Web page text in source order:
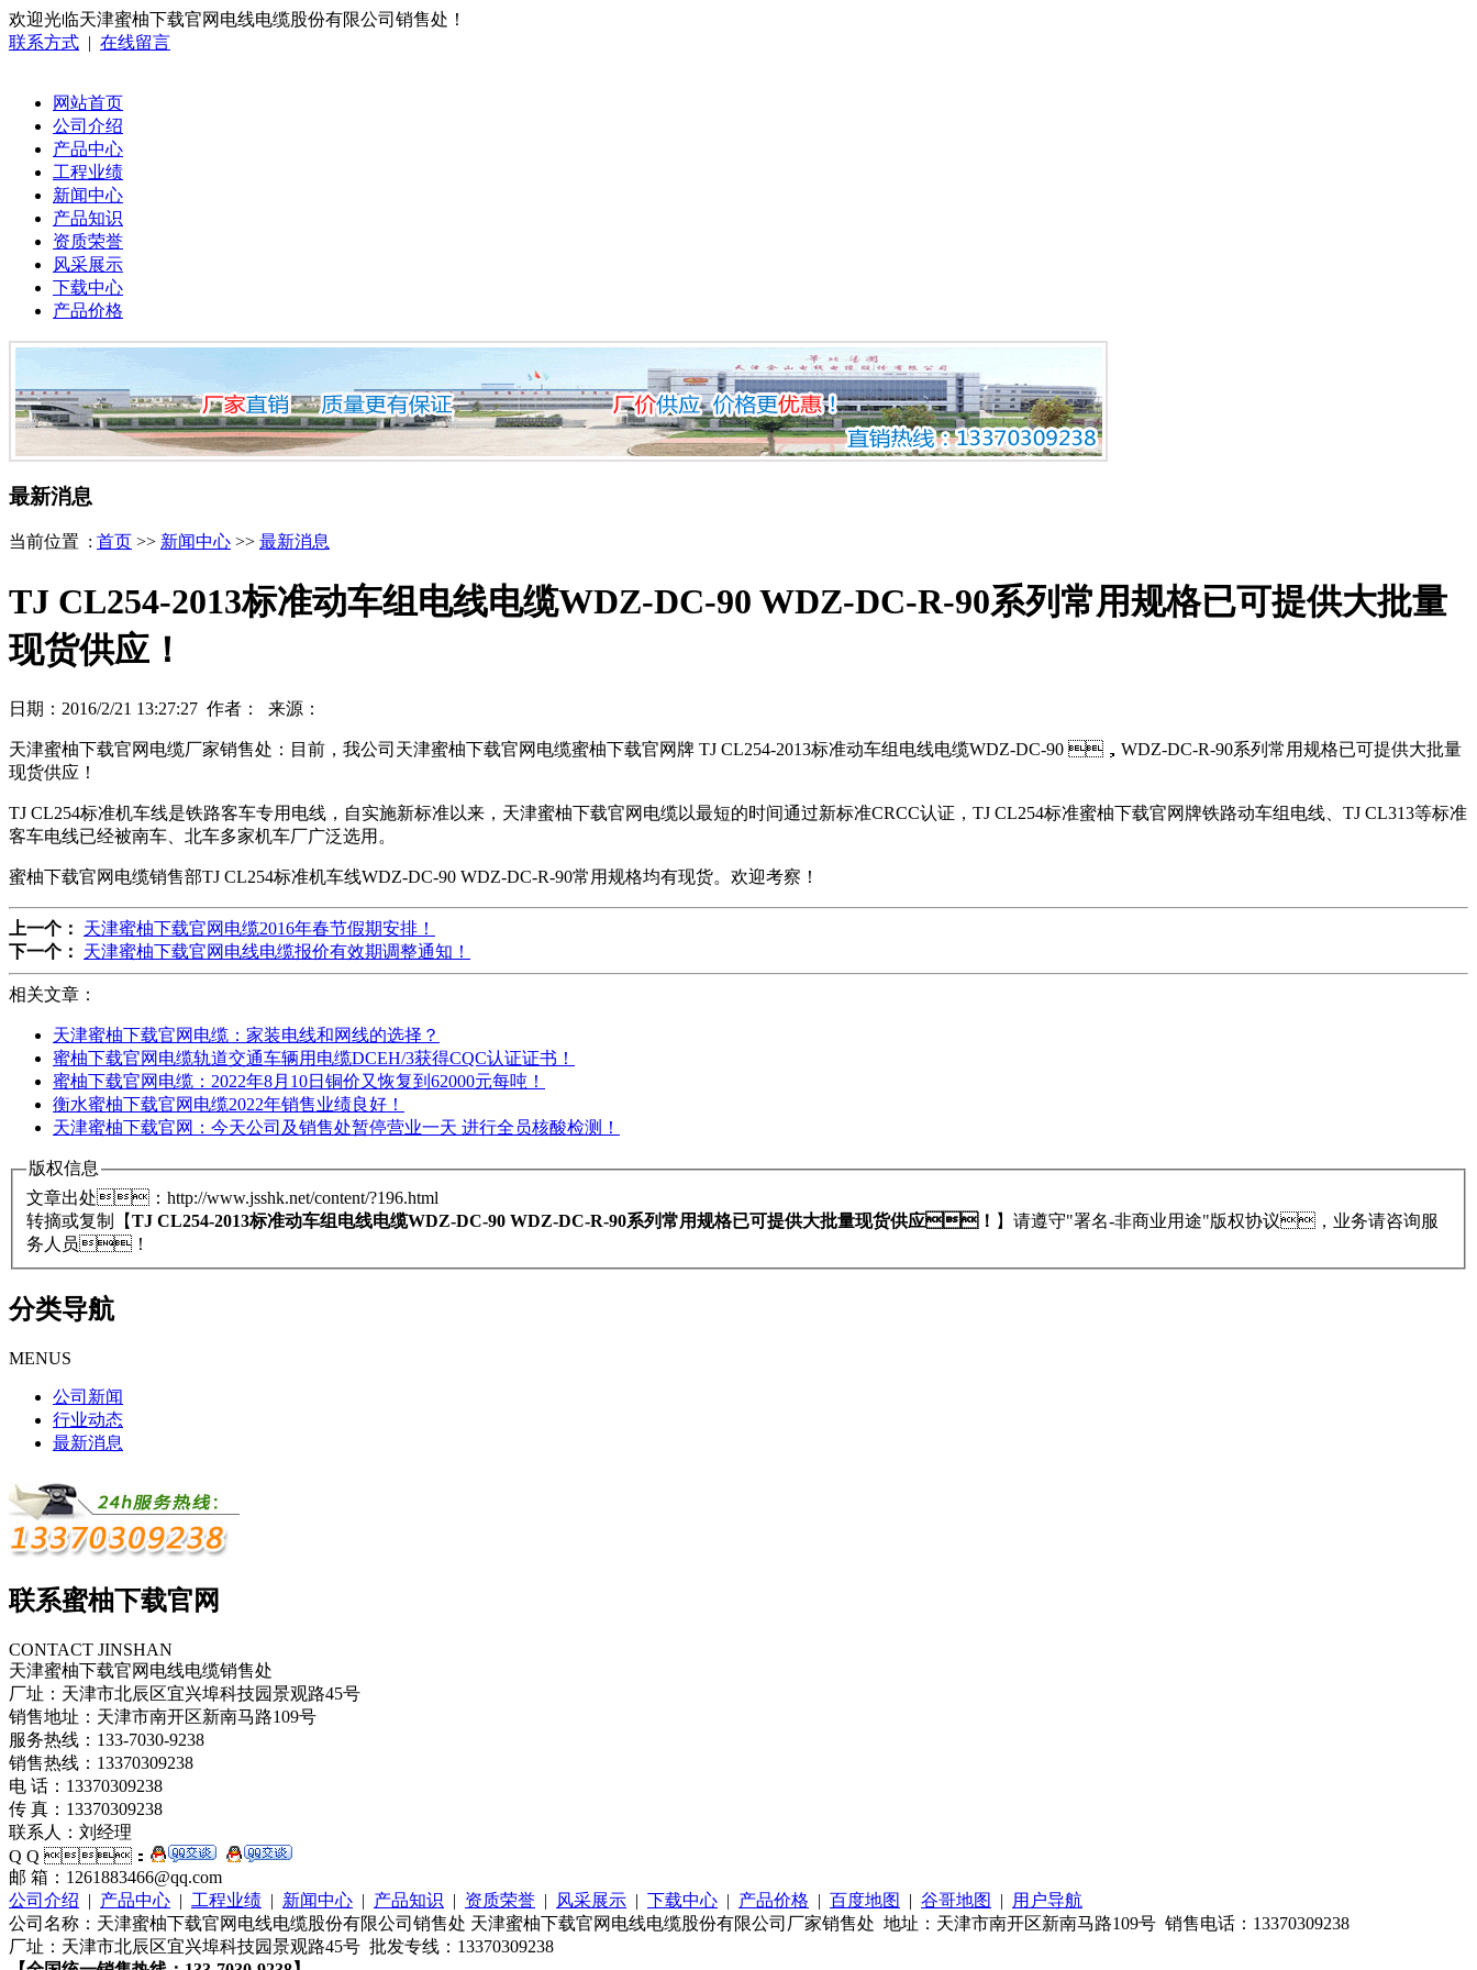
欢迎光临天津蜜柚下载官网电线电缆股份有限公司销售处！
联系方式 | 在线留言
网站首页
公司介绍
产品中心
工程业绩
新闻中心
产品知识
资质荣誉
风采展示
下载中心
产品价格
最新消息
当前位置 : 首页 >> 新闻中心 >> 最新消息
TJ CL254-2013标准动车组电线电缆WDZ-DC-90 WDZ-DC-R-90系列常用规格已可提供大批量
现货供应！
日期：2016/2/21 13:27:27 作者： 来源：
天津蜜柚下载官网电缆厂家销售处：目前，我公司天津蜜柚下载官网电缆蜜柚下载官网牌 TJ CL254-2013标准动车组电线电缆WDZ-DC-90 ，WDZ-DC-R-90系列常用规格已可提供大批量
现货供应！
TJ CL254标准机车线是铁路客车专用电线，自实施新标准以来，天津蜜柚下载官网电缆以最短的时间通过新标准CRCC认证，TJ CL254标准蜜柚下载官网牌铁路动车组电线、TJ CL313等标准
客车电线已经被南车、北车多家机车厂广泛选用。
蜜柚下载官网电缆销售部TJ CL254标准机车线WDZ-DC-90 WDZ-DC-R-90常用规格均有现货。欢迎考察！
上一个： 天津蜜柚下载官网电缆2016年春节假期安排！
下一个： 天津蜜柚下载官网电线电缆报价有效期调整通知！
相关文章：
天津蜜柚下载官网电缆：家装电线和网线的选择？
蜜柚下载官网电缆轨道交通车辆用电缆DCEH/3获得CQC认证证书！
蜜柚下载官网电缆：2022年8月10日铜价又恢复到62000元每吨！
衡水蜜柚下载官网电缆2022年销售业绩良好！
天津蜜柚下载官网：今天公司及销售处暂停营业一天 进行全员核酸检测！
版权信息
文章出处：http://www.jsshk.net/content/?196.html
转摘或复制【TJ CL254-2013标准动车组电线电缆WDZ-DC-90 WDZ-DC-R-90系列常用规格已可提供大批量现货供应！ 】请遵守"署名-非商业用途"版权协议，业务请咨询服
务人员！
分类导航
MENUS
公司新闻
行业动态
最新消息
联系蜜柚下载官网
CONTACT JINSHAN
天津蜜柚下载官网电线电缆销售处
厂址：天津市北辰区宜兴埠科技园景观路45号
销售地址：天津市南开区新南马路109号
服务热线：133-7030-9238
销售热线：13370309238
电 话：13370309238
传 真：13370309238
联系人：刘经理
Q Q ：
邮 箱：1261883466@qq.com
公司介绍 | 产品中心 | 工程业绩 | 新闻中心 | 产品知识 | 资质荣誉 | 风采展示 | 下载中心 | 产品价格 | 百度地图 | 谷哥地图 |
用户导航
公司名称：天津蜜柚下载官网电线电缆股份有限公司销售处 天津蜜柚下载官网电线电缆股份有限公司厂家销售处 地址：天津市南开区新南马路109号 销售电话：13370309238
厂址：天津市北辰区宜兴埠科技园景观路45号 批发专线：13370309238